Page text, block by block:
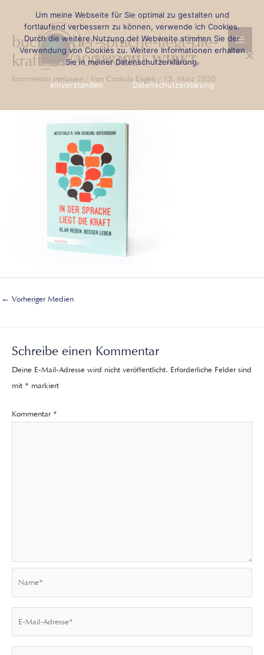
springenbuch_in-der-sprache-liegt-die-
kraft_01-300×300
Kommentar verfassen / Von Cordula Engels / 15. März 2020
← Vorheriger Medien
Schreibe einen Kommentar
Deine E-Mail-Adresse wird nicht veröffentlicht. Erforderliche Felder sind
mit * markiert
Kommentar *
Adresse*
Um meine Webseite für Sie optimal zu gestalten und
fortlaufend verbessern zu können, verwende ich Cookies.
Durch die weitere Nutzung der Webweite stimmen Sie der
Verwendung von Cookies zu. Weitere Informationen erhalten
Sie in meiner Datenschutzerklärung.
einverstanden Datenschutzerklärung